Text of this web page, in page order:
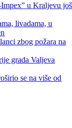
u Kraljevu još
livadama, u
zbog požara na
grada Valjeva
se na više od